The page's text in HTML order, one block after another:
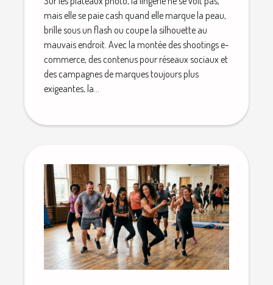
mais elle se paie cash quand elle marque la peau,
brille sous un flash ou coupe la silhouette au
mauvais endroit. Avec la montée des shootings e-
commerce, des contenus pour réseaux sociaux et
des campagnes de marques toujours plus
exigeantes, la...